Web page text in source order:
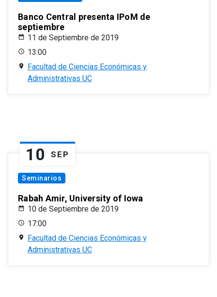
Banco Central presenta IPoM de
septiembre
11 de Septiembre de 2019
13:00
Facultad de Ciencias Económicas y
Administrativas UC
10 SEP
Seminarios
Rabah Amir, University of Iowa
10 de Septiembre de 2019
17:00
Facultad de Ciencias Económicas y
Administrativas UC